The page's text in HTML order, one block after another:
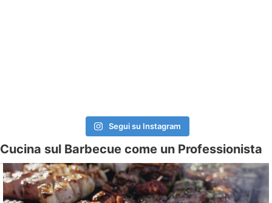
Segui su Instagram
Cucina sul Barbecue come un Professionista